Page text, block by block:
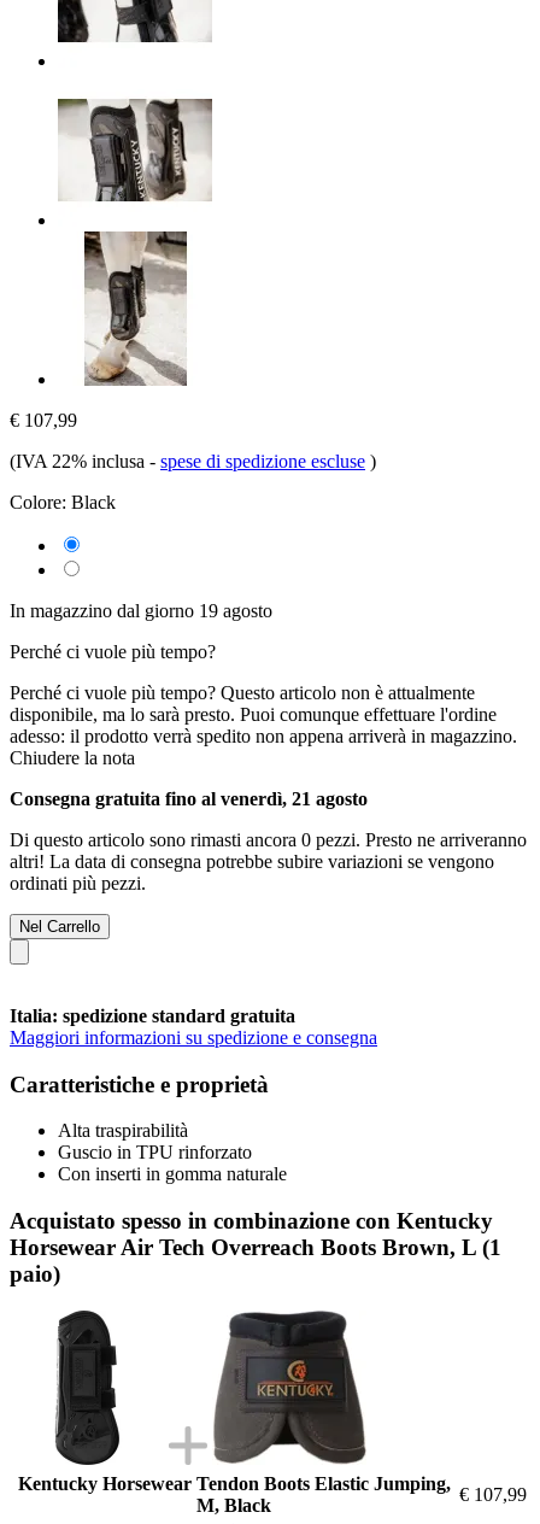
€ 107,99
(IVA 22% inclusa - spese di spedizione escluse )
Colore: Black
In magazzino dal giorno 19 agosto
Perché ci vuole più tempo?
Perché ci vuole più tempo? Questo articolo non è attualmente
disponibile, ma lo sarà presto. Puoi comunque effettuare l'ordine
adesso: il prodotto verrà spedito non appena arriverà in magazzino.
Chiudere la nota
Consegna gratuita fino al venerdì, 21 agosto
Di questo articolo sono rimasti ancora 0 pezzi. Presto ne arriveranno
altri! La data di consegna potrebbe subire variazioni se vengono
ordinati più pezzi.
Nel Carrello
Italia: spedizione standard gratuita
Maggiori informazioni su spedizione e consegna
Caratteristiche e proprietà
Alta traspirabilità
Guscio in TPU rinforzato
Con inserti in gomma naturale
Acquistato spesso in combinazione con Kentucky
Horsewear Air Tech Overreach Boots Brown, L (1
paio)
Kentucky Horsewear Tendon Boots Elastic Jumping,
M, Black
€ 107,99